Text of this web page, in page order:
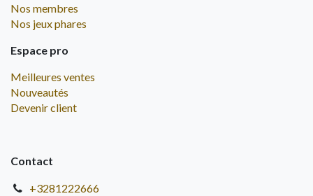
Nos membres
Nos jeux phares
Espace pro
Meilleures ventes
Nouveautés
Devenir client
Contact
+3281222666